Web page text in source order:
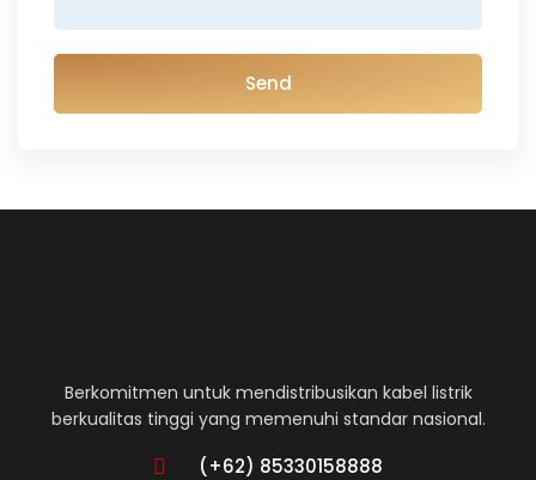
Send
Berkomitmen untuk mendistribusikan kabel listrik
berkualitas tinggi yang memenuhi standar nasional.
(+62) 85330158888